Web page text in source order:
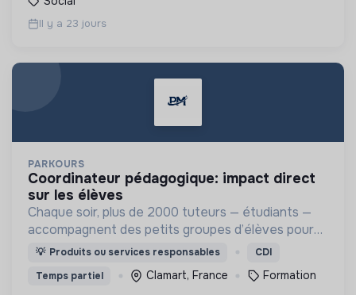
Il y a 23 jours
PARKOURS
coordinateur pédagogique: impact direct
sur les élèves
Chaque soir, plus de 2000 tuteurs — étudiants —
accompagnent des petits groupes d’élèves pour
les aider à progresser, s’épanouir et redonner du
💡 Produits ou services responsables
CDI
Temps partiel
Clamart, France Formation